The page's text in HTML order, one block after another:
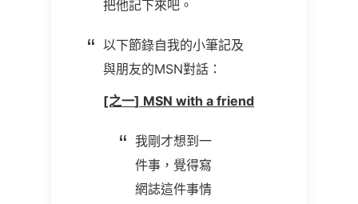
把他記下來吧。
以下節錄自我的小筆記及
與朋友的MSN對話：
[之一] MSN with a friend
我剛才想到一
件事，覺得寫
網誌這件事情